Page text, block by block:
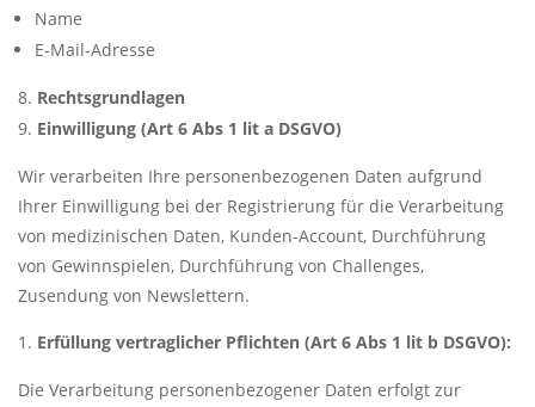
Name
E-Mail-Adresse
Rechtsgrundlagen
Einwilligung (Art 6 Abs 1 lit a DSGVO)
Wir verarbeiten Ihre personenbezogenen Daten aufgrund
Ihrer Einwilligung bei der Registrierung für die Verarbeitung
von medizinischen Daten, Kunden-Account, Durchführung
von Gewinnspielen, Durchführung von Challenges,
Zusendung von Newslettern.
Erfüllung vertraglicher Pflichten (Art 6 Abs 1 lit b DSGVO):
Die Verarbeitung personenbezogener Daten erfolgt zur